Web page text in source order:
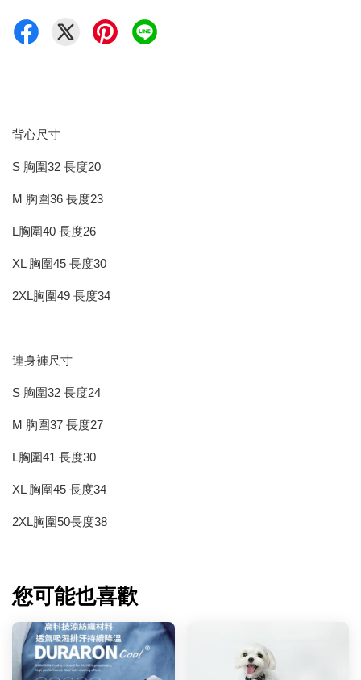
背心尺寸
S 胸圍32 長度20
M 胸圍36 長度23
L胸圍40 長度26
XL 胸圍45 長度30
2XL胸圍49 長度34
連身褲尺寸
S 胸圍32 長度24
M 胸圍37 長度27
L胸圍41 長度30
XL 胸圍45 長度34
2XL胸圍50長度38
您可能也喜歡